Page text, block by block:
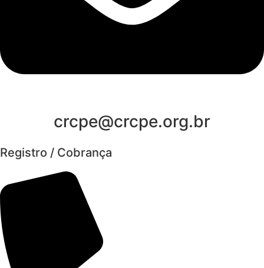
crcpe@crcpe.org.br
Registro / Cobrança